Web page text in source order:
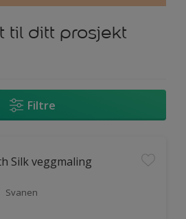
til ditt prosjekt
Filtre
Silk veggmaling
Svanen